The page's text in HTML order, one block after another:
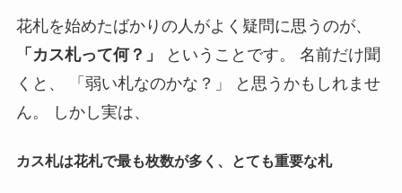
花札を始めたばかりの人がよく疑問に思うのが、
「カス札って何？」
ということです。 名前だけ聞
くと、 「弱い札なのかな？」 と思うかもしれませ
ん。 しかし実は、
カス札は花札で最も枚数が多く、とても重要な札